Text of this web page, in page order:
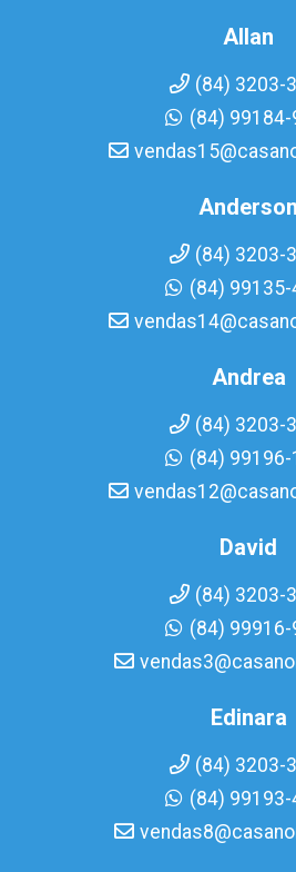
Allan
(84) 3203-
(84) 99184-
Anderson
(84) 3203-
(84) 99135-
Andrea
(84) 3203-
(84) 99196-
David
(84) 3203-
(84) 99916-
Edinara
(84) 3203-
(84) 99193-